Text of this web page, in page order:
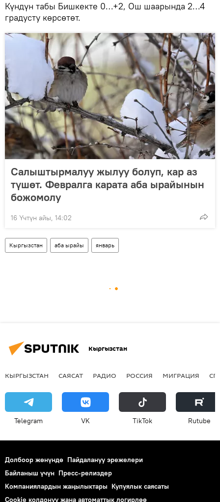
Күндүн табы Бишкекте 0…+2, Ош шаарында 2…4
градусту көрсөтөт.
Салыштырмалуу жылуу болуп, кар аз
түшөт. Февралга карата аба ырайынын
божомолу
16 Үчтүн айы, 14:02
Кыргызстан аба ырайы январь
Кыргызстан
КЫРГЫЗСТАН САЯСАТ РАДИО РОССИЯ МИГРАЦИЯ
Telegram VK ТikТоk Rutube
Долбоор жөнүндө Пайдалануу эрежелери
Байланыш үчүн Пресс-релиздер
Компаниялардын жаңылыктары Купуялык саясаты
Cookie колдонуу жана автоматтык логирлөө